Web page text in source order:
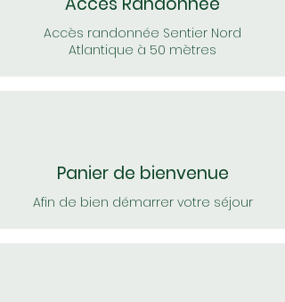
Accès randonnée Sentier Nord
Atlantique à 50 mètres
Panier de bienvenue
Afin de bien démarrer votre séjour